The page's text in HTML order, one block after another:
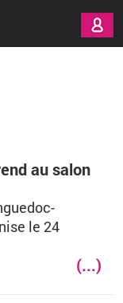
au salon
le 24
(...)